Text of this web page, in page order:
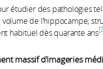
étudier des pathologies
de l’hippocampe,
habituel dès quarante ans
massif d'imageries